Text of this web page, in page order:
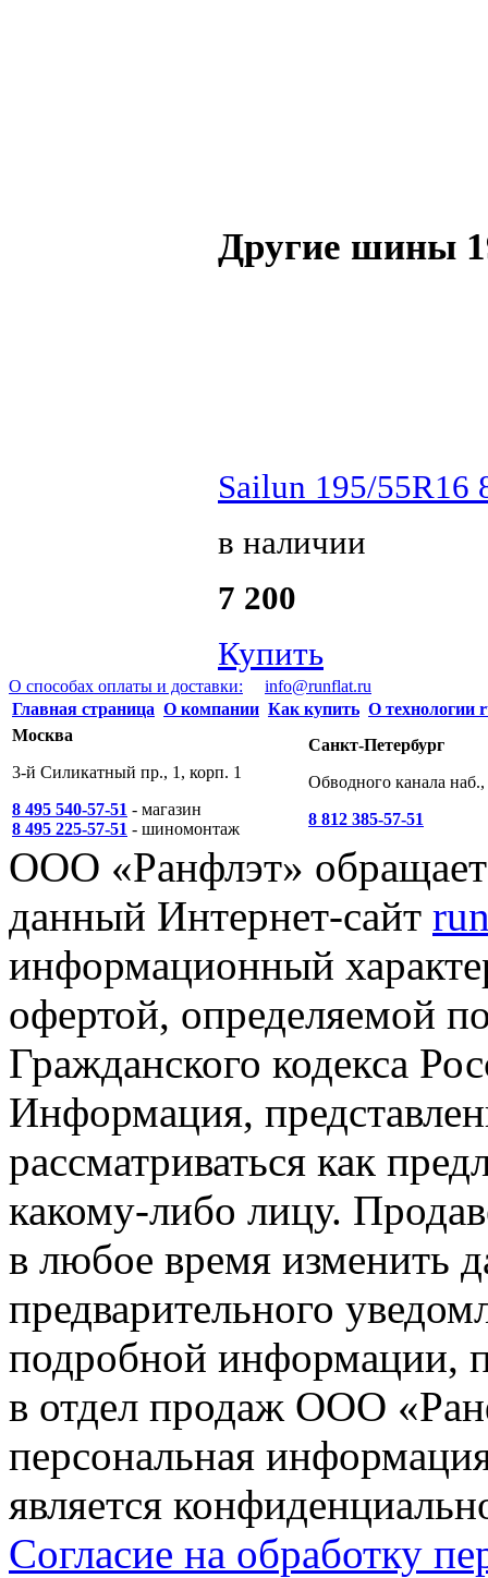
Другие шины
Sailun 195/55R16
в наличии
7 200
Купить
О способах оплаты и доставки:
info@runflat.ru
Главная страница О компании Как купить О технологии
Москва
3-й Силикатный пр., 1, корп. 1
8 495 540-57-51 - магазин
8 495 225-57-51 - шиномонтаж
Санкт-Петербург
Обводного канала
8 812 385-57-51
ООО «Ранфлэт»
данный Интернет-сайт
информационный
офертой, определяемой
Гражданского кодекса
Информация,
рассматриваться как
какому-либо лицу.
в любое время изменить
предварительного
подробной информации,
в отдел продаж ООО
персональная
является
Согласие на обработку